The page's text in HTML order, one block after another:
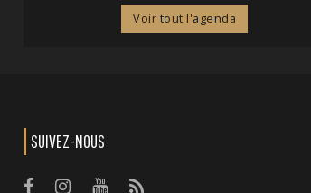
Voir tout l'agenda
SUIVEZ-NOUS